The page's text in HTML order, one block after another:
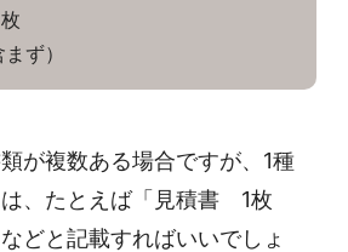
ず）
が複数ある場合ですが、1種
、たとえば「見積書 1枚
どと記載すればいいでしょ